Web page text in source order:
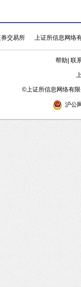
交易所 上证所信息网络
帮助 联
©上证所信息网络有
沪公